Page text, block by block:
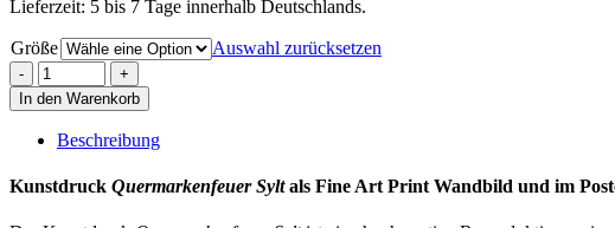
Lieferzeit: 5 bis 7 Tage innerhalb Deutschlands.
Größe Auswahl zurücksetzen
In den Warenkorb
Beschreibung
Kunstdruck Quermarkenfeuer Syltals Fine Art Print Wandbild und im